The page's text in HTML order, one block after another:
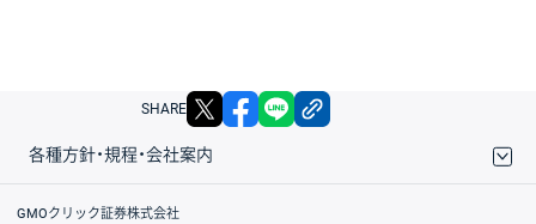
SHARE X facebook
各種方針・規程・会社案内
取引規程・約款
サイトマップ
その他のご案内
個人情報保護方針
最良執行方針
サイトのご利用について
ディスクレイマー
信託保全
リスク説明
会社案内
GMOクリック証券株式会社